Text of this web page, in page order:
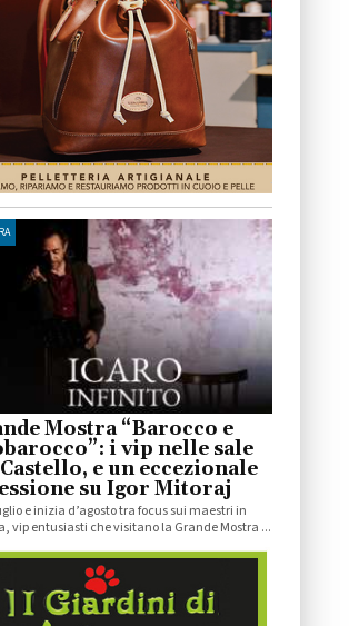
Mostra “Barocco e
i vip nelle sale
e un eccezionale
su Igor Mitoraj
e inizia d’agosto tra focus sui maestri in
vip entusiasti che visitano la Grande Mostra ...